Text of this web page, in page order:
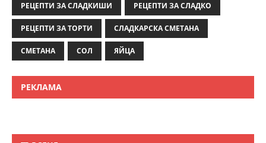
РЕЦЕПТИ ЗА СЛАДКИШИ РЕЦЕПТИ ЗА СЛАДКО
РЕЦЕПТИ ЗА ТОРТИ СЛАДКАРСКА СМЕТАНА
СМЕТАНА СОЛ ЯЙЦА
РЕКЛАМА